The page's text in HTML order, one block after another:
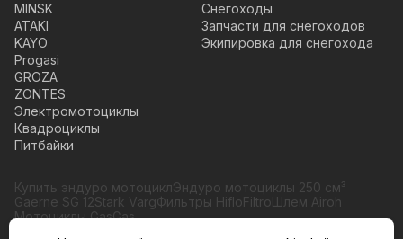
MINSK
ATAKI
KAYO
Progasi
GROZA
ZONTES
Электромотоциклы
Квадроциклы
Питбайки
Снегоходы
Запчасти для снегоходов
Экипировка для снегохода
Купить эндуро мотоциклЭндуро мотоциклы 250 см³
Gaerne SG 12Stark VargФильтры HifloFiltroШлем Airoh
Мотоциклы GasGas